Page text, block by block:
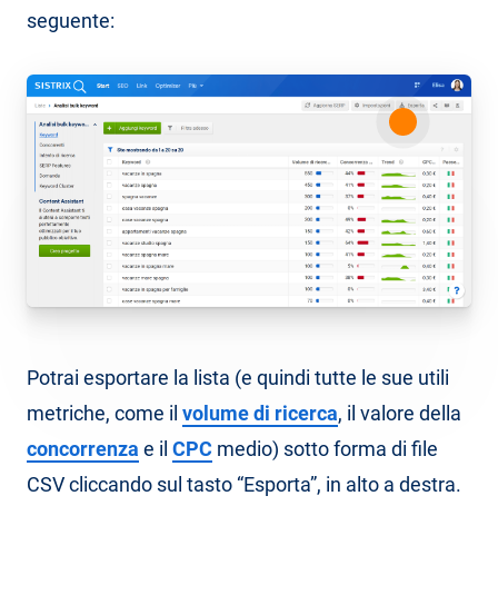
seguente:
Potrai esportare la lista (e quindi tutte le sue utili
metriche, come il volume di ricerca, il valore della
concorrenza e il CPC medio) sotto forma di file
CSV cliccando sul tasto “Esporta”, in alto a destra.